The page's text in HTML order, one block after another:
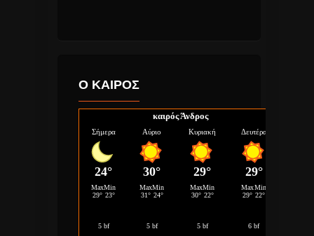
Ο ΚΑΙΡΟΣ
καιρός Άνδρος